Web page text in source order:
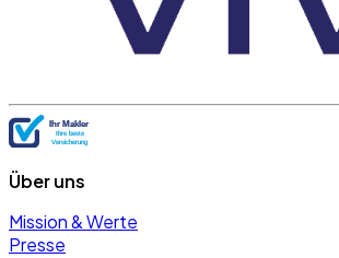
Über uns
Mission & Werte
Presse